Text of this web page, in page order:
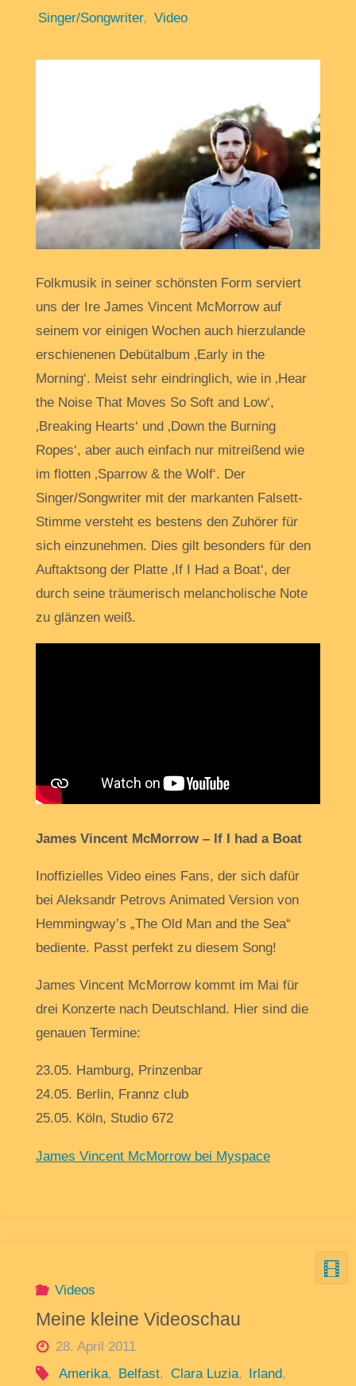
Singer/Songwriter, Video
Folkmusik in seiner schönsten Form serviert
uns der Ire James Vincent McMorrow auf
seinem vor einigen Wochen auch hierzulande
erschienenen Debütalbum ‚Early in the
Morning‘. Meist sehr eindringlich, wie in ‚Hear
the Noise That Moves So Soft and Low‘,
‚Breaking Hearts‘ und ‚Down the Burning
Ropes‘, aber auch einfach nur mitreißend wie
im flotten ‚Sparrow & the Wolf‘. Der
Singer/Songwriter mit der markanten Falsett-
Stimme versteht es bestens den Zuhörer für
sich einzunehmen. Dies gilt besonders für den
Auftaktsong der Platte ‚If I Had a Boat‘, der
durch seine träumerisch melancholische Note
zu glänzen weiß.
James Vincent McMorrow – If I had a Boat
Inoffizielles Video eines Fans, der sich dafür
bei Aleksandr Petrovs Animated Version von
Hemmingway’s „The Old Man and the Sea“
bediente. Passt perfekt zu diesem Song!
James Vincent McMorrow kommt im Mai für
drei Konzerte nach Deutschland. Hier sind die
genauen Termine:
23.05. Hamburg, Prinzenbar
24.05. Berlin, Frannz club
25.05. Köln, Studio 672
James Vincent McMorrow bei Myspace
Videos
Meine kleine Videoschau
28. April 2011
Amerika, Belfast, Clara Luzia, Irland,